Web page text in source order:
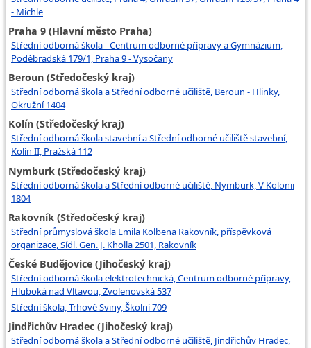
- Michle
Praha 9 (Hlavní město Praha)
Střední odborná škola - Centrum odborné přípravy a Gymnázium,
Poděbradská 179/1, Praha 9 - Vysočany
Beroun (Středočeský kraj)
Střední odborná škola a Střední odborné učiliště, Beroun - Hlinky,
Okružní 1404
Kolín (Středočeský kraj)
Střední odborná škola stavební a Střední odborné učiliště stavební,
Kolín II, Pražská 112
Nymburk (Středočeský kraj)
Střední odborná škola a Střední odborné učiliště, Nymburk, V Kolonii
1804
Rakovník (Středočeský kraj)
Střední průmyslová škola Emila Kolbena Rakovník, příspěvková
organizace, Sídl. Gen. J. Kholla 2501, Rakovník
České Budějovice (Jihočeský kraj)
Střední odborná škola elektrotechnická, Centrum odborné přípravy,
Hluboká nad Vltavou, Zvolenovská 537
Střední škola, Trhové Sviny, Školní 709
Jindřichův Hradec (Jihočeský kraj)
Střední odborná škola a Střední odborné učiliště, Jindřichův Hradec,